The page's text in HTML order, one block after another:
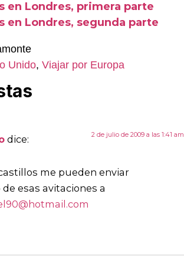
en Londres, primera parte
en Londres, segunda parte
Unido, Viajar por Europa
dice: 2 de julio de 2009 a las 1:41 am
me pueden enviar
esas avitaciones a